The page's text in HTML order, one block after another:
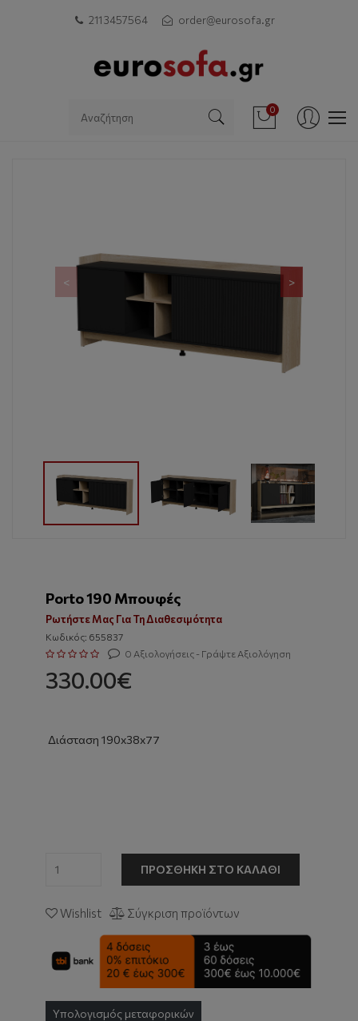
211 3457564 order@eurosofa.gr
0
< >
Porto 190 Μπουφές
Ρωτήστε Μας Για Τη Διαθεσιμότητα
Κωδικός: 655837
0 Αξιολογήσεις - Γράψτε Αξιολόγηση
330.00€
Διάσταση 190x38x77
ΠΡΟΣΘΉΚΗ ΣΤΟ ΚΑΛΆΘΙ
Wishlist Σύγκριση προϊόντων
Υπολογισμός μεταφορικών